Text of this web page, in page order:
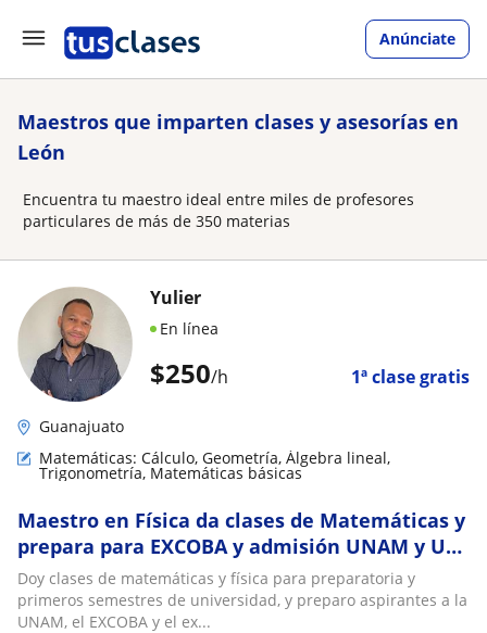
Anúnciate
Maestros que imparten clases y asesorías en
León
Encuentra tu maestro ideal entre miles de profesores
particulares de más de 350 materias
$250/h 1ª clase gratis
Yulier
En línea
Guanajuato
Matemáticas: Cálculo, Geometría, Álgebra lineal,
Trigonometría, Matemáticas básicas
Maestro en Física da clases de Matemáticas y
prepara para EXCOBA y admisión UNAM y UG
en León y en línea
Doy clases de matemáticas y física para preparatoria y
primeros semestres de universidad, y preparo aspirantes a la
UNAM, el EXCOBA y el ex...